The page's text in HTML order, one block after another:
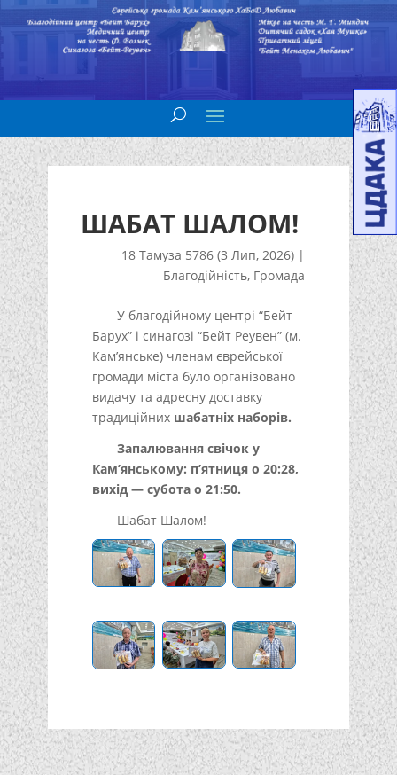
ШАБАТ ШАЛОМ!
18 Тамуза 5786 (3 Лип, 2026) |
Благодійність, Громада
У благодійному центрі “Бейт
Барух” і синагозі “Бейт Реувен” (м.
Кам’янське) членам єврейської
громади міста було організовано
видачу та адресну доставку
традиційних шабатніх наборів.
Запалювання свічок у
Кам’янському: п’ятниця о 20:28,
вихід — субота о 21:50.
Шабат Шалом!
Подписывайтесь!